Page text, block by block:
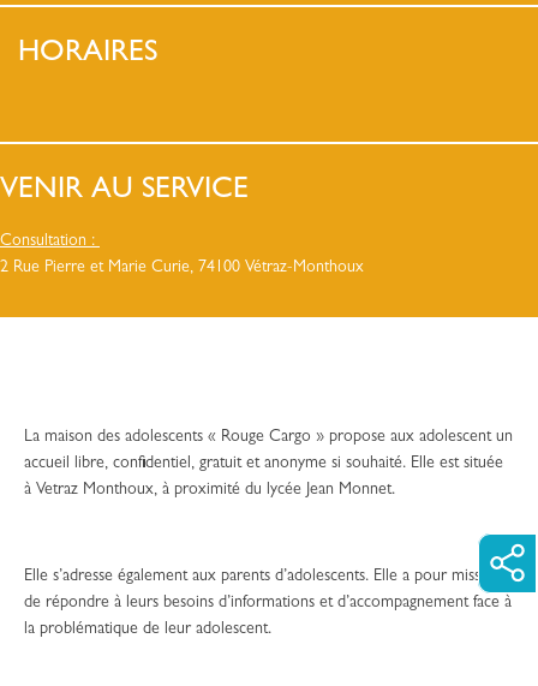
HORAIRES
VENIR AU SERVICE
Consultation :
2 Rue Pierre et Marie Curie, 74100 Vétraz-Monthoux
La maison des adolescents « Rouge Cargo » propose aux adolescent un
accueil libre, confidentiel, gratuit et anonyme si souhaité. Elle est située
à Vetraz Monthoux, à proximité du lycée Jean Monnet.
Elle s’adresse également aux parents d’adolescents. Elle a pour mission
de répondre à leurs besoins d’informations et d’accompagnement face à
la problématique de leur adolescent.